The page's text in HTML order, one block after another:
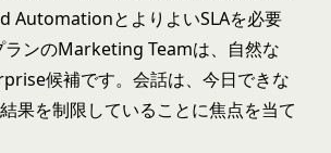
AutomationとよりよいSLAを必要
ンのMarketing Teamは、自然な
候補です。会話は、今日できな
果を制限していることに焦点を当て